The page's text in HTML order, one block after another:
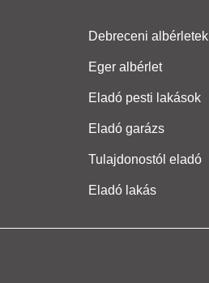
Debreceni albérletek
Eger albérlet
Eladó pesti lakások
Eladó garázs
Tulajdonostól eladó
Eladó lakás